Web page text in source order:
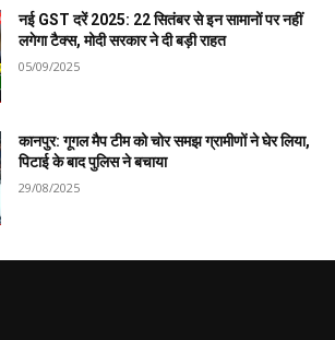
नई GST दरें 2025: 22 सितंबर से इन सामानों पर नहीं
लगेगा टैक्स, मोदी सरकार ने दी बड़ी राहत
05/09/2025
कानपुर: गूगल मैप टीम को चोर समझ ग्रामीणों ने घेर लिया,
पिटाई के बाद पुलिस ने बचाया
29/08/2025